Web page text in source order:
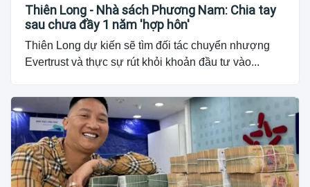
Thiên Long - Nhà sách Phương Nam: Chia tay
sau chưa đầy 1 năm 'hợp hôn'
Thiên Long dự kiến sẽ tìm đối tác chuyển nhượng
Evertrust và thực sự rút khỏi khoản đầu tư vào...